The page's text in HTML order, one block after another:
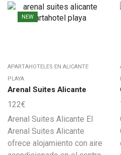
NEW
APARTAHOTELES EN ALICANTE
PLAYA
Arenal Suites Alicante
122€
Arenal Suites Alicante El
Arenal Suites Alicante
ofrece alojamiento con aire